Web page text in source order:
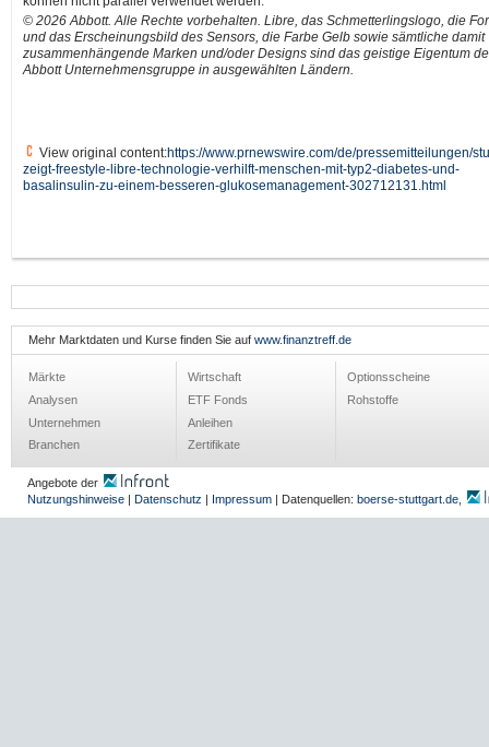
© 2026 Abbott. Alle Rechte vorbehalten. Libre, das Schmetterlingslogo, die
und das Erscheinungsbild des Sensors, die Farbe Gelb sowie sämtliche damit
zusammenhängende Marken und/oder Designs sind das geistige Eigentum
Abbott Unternehmensgruppe in ausgewählten Ländern.
View original content:https://www.prnewswire.com/de/pressemitteilungen/
zeigt-freestyle-libre-technologie-verhilft-menschen-mit-typ2-diabetes-und-
basalinsulin-zu-einem-besseren-glukosemanagement-302712131.html
Mehr Marktdaten und Kurse finden Sie auf www.finanztreff.de
Märkte
Analysen
Unternehmen
Branchen
Wirtschaft
ETF Fonds
Anleihen
Zertifikate
Optionsscheine
Rohstoffe
Angebote der
Nutzungshinweise | Datenschutz | Impressum | Datenquellen: boerse-stuttgart.de